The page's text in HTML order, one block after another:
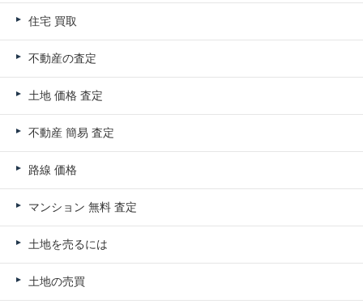
住宅 買取
不動産の査定
土地 価格 査定
不動産 簡易 査定
路線 価格
マンション 無料 査定
土地を売るには
土地の売買